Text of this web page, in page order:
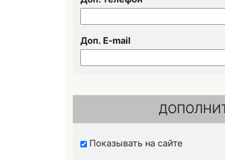
Доп. E-mail
Показывать на сайте